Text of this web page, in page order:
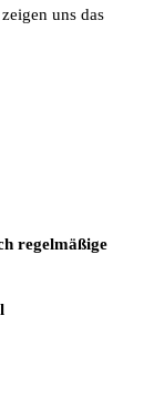
uns das
regelmäßige